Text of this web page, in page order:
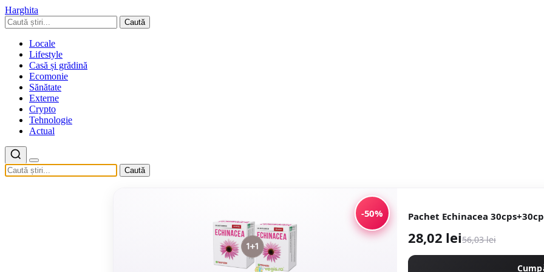
Harghita
Caută
Locale
Lifestyle
Casă și grădină
Ecomonie
Sănătate
Externe
Crypto
Tehnologie
Actual
Caută
-50% Pachet Echinacea
28,02 lei56,03 lei